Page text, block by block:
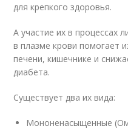
для крепкого здоровья.
А участие их в процессах
в плазме крови помогает
печени, кишечнике и
диабета.
Существует два их вида:
Мононенасыщенные